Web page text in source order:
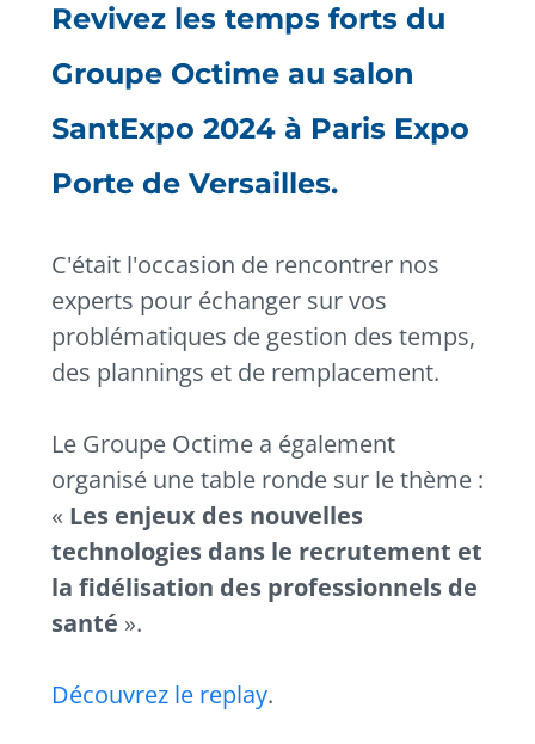
Revivez les temps forts du
Groupe Octime au salon
SantExpo 2024 à Paris Expo
Porte de Versailles.
C'était l'occasion de rencontrer nos
experts pour échanger sur vos
problématiques de gestion des temps,
des plannings et de remplacement.
Le Groupe Octime a également
organisé une table ronde sur le thème :
« Les enjeux des nouvelles
technologies dans le recrutement et
la fidélisation des professionnels de
santé ».
Découvrez le replay.